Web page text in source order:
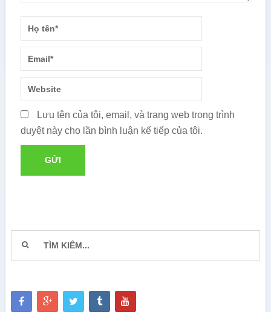
Lưu tên của tôi, email, và trang web trong trình
duyệt này cho lần bình luận kế tiếp của tôi.